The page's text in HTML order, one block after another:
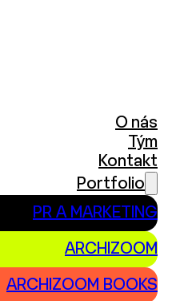
O nás
Tým
Kontakt
Portfolio
PR A MARKETING
ARCHIZOOM
ARCHIZOOM BOOKS